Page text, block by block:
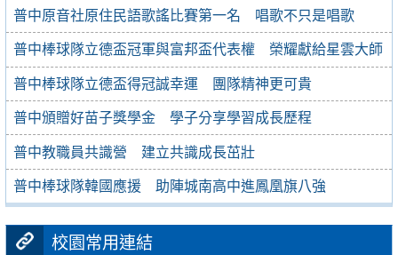
普中原音社原住民語歌謠比賽第一名 唱歌不只是唱歌
普中棒球隊立德盃冠軍與富邦盃代表權 榮耀獻給星雲大師
普中棒球隊立德盃得冠誠幸運 團隊精神更可貴
普中頒贈好苗子獎學金 學子分享學習成長歷程
普中教職員共識營 建立共識成長茁壯
普中棒球隊韓國應援 助陣城南高中進鳳凰旗八強
校園常用連結